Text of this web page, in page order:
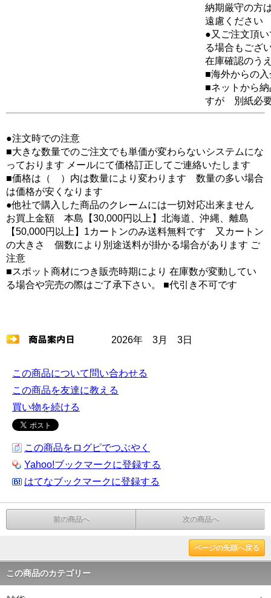
納期厳守の方
遠慮ください
●又ご注文頂
る場合もござ
在庫確認のう
■海外からの
■ネットから
すが 別紙必
●注文時での注意
■大きな数量でのご注文でも単価が変わらないシステムにな
っております メールにて価格訂正してご連絡いたします
■価格は（ ）内は数量により変わります 数量の多い場合
は価格が安くなります
●他社で購入した商品のクレームには一切対応出来ません
お買上金額 本島【30,000円以上】北海道、沖縄、離島
【50,000円以上】1カートンのみ送料無料です 又カートン
の大きさ 個数により別途送料が掛かる場合があります ご
注意
■スポット商材につき販売時期により 在庫数が変動してい
る場合や完売の際はご了承下さい。 ■代引き不可です
2026年 3月 3日
この商品について問い合わせる
この商品を友達に教える
買い物を続ける
この商品をログピでつぶやく
Yahoo!ブックマークに登録する
はてなブックマークに登録する
前の商品へ 次の商品へ
ページの先頭へ戻る
この商品のカテゴリー